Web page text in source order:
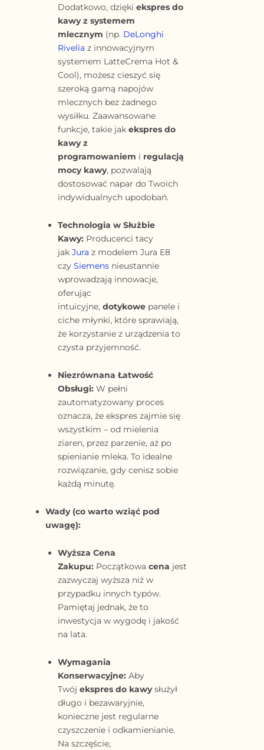
Dodatkowo, dzięki ekspres do
kawy z systemem
mlecznym (np. DeLonghi
Rivelia z innowacyjnym
systemem LatteCrema Hot &
Cool), możesz cieszyć się
szeroką gamą napojów
mlecznych bez żadnego
wysiłku. Zaawansowane
funkcje, takie jak ekspres do
kawy z
programowaniem i regulacją
mocy kawy, pozwalają
dostosować napar do Twoich
indywidualnych upodobań.
Technologia w Służbie
Kawy: Producenci tacy
jak Jura z modelem Jura E8
czy Siemens nieustannie
wprowadzają innowacje,
oferując
intuicyjne, dotykowe panele i
ciche młynki, które sprawiają,
że korzystanie z urządzenia to
czysta przyjemność.
Niezrównana Łatwość
Obsługi: W pełni
zautomatyzowany proces
oznacza, że ekspres zajmie się
wszystkim – od mielenia
ziaren, przez parzenie, aż po
spienianie mleka. To idealne
rozwiązanie, gdy cenisz sobie
każdą minutę.
Wady (co warto wziąć pod
uwagę):
Wyższa Cena
Zakupu: Początkowa cena jest
zazwyczaj wyższa niż w
przypadku innych typów.
Pamiętaj jednak, że to
inwestycja w wygodę i jakość
na lata.
Wymagania
Konserwacyjne: Aby
Twój ekspres do kawysłużył
długo i bezawaryjnie,
konieczne jest regularne
czyszczenie i odkamienianie.
Na szczęście,